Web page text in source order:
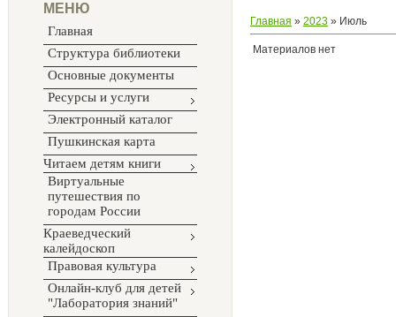
МЕНЮ
Главная
Структура библиотеки
Основные документы
Ресурсы и услуги
Электронный каталог
Пушкинская карта
Читаем детям книги
Виртуальные
путешествия по
городам России
Краеведческий
калейдоскоп
Правовая культура
Онлайн-клуб для детей
"Лаборатория знаний"
Главная » 2023 » Июль
Материалов нет